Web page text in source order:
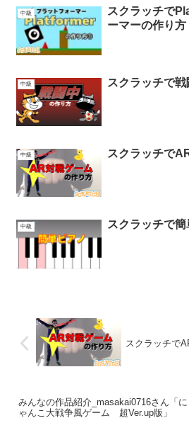
中級
スクラッチで
ーマーの作り方
中級 スクラッチで
中級 スクラッチで
中級 スクラッチで
スクラッチで
みんなの作品紹介_masakai0716さん「に
ゃんこ大戦争風ゲーム 超Ver.up版」